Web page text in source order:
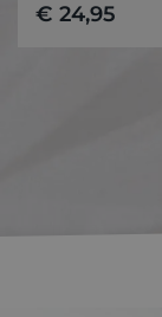
€ 24,95